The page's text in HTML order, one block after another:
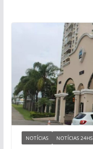
NOTÍCIAS NOTÍCIAS 24HS